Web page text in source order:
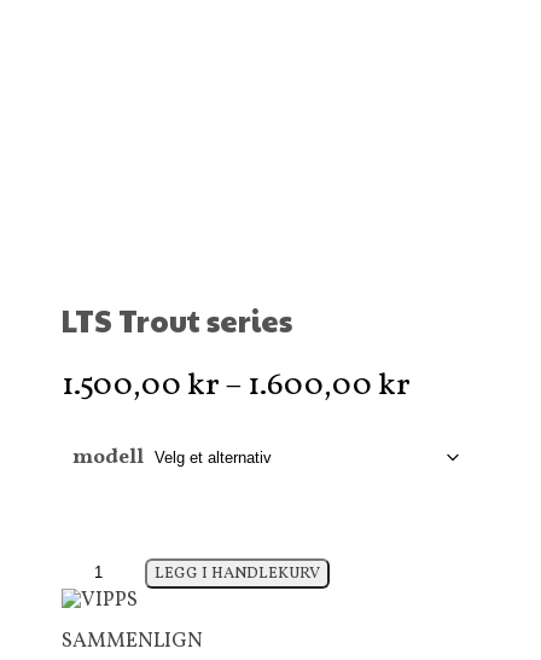
LTS Trout series
1.500,00kr– 1.600,00kr
modell
Trout
antall
LEGG I HANDLEKURV
SAMMENLIGN